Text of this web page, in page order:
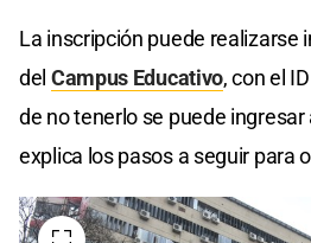
La inscripción puede realizarse
del Campus Educativo, con el
de no tenerlo se puede ingresar
explica los pasos a seguir para